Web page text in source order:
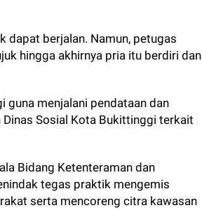
dapat berjalan. Namun, petugas
hingga akhirnya pria itu berdiri dan
guna menjalani pendataan dan
Sosial Kota Bukittinggi terkait
Bidang Ketenteraman dan
tegas praktik mengemis
serta mencoreng citra kawasan